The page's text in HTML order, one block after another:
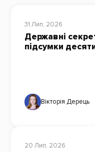
31 Лип, 2026
Державні
підсумки
Вікторія Дерець
20 Лип, 2026